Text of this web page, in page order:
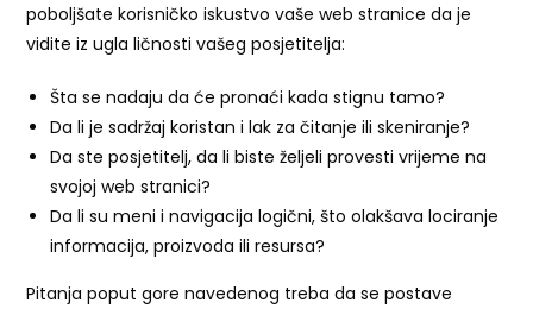
poboljšate korisničko iskustvo vaše web stranice da je
vidite iz ugla ličnosti vašeg posjetitelja:
Šta se nadaju da će pronaći kada stignu tamo?
Da li je sadržaj koristan i lak za čitanje ili skeniranje?
Da ste posjetitelj, da li biste željeli provesti vrijeme na
svojoj web stranici?
Da li su meni i navigacija logični, što olakšava lociranje
informacija, proizvoda ili resursa?
Pitanja poput gore navedenog treba da se postave